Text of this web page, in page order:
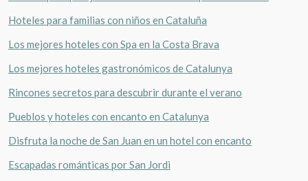
Hoteles para familias con niños en Cataluña
Los mejores hoteles con Spa en la Costa Brava
Los mejores hoteles gastronómicos de Catalunya
Rincones secretos para descubrir durante el verano
Pueblos y hoteles con encanto en Catalunya
Disfruta la noche de San Juan en un hotel con encanto
Escapadas románticas por San Jordi